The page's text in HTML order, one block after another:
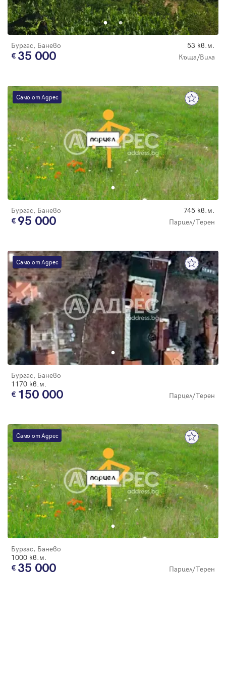
Бургас, Банево 53 кв.м.
35 000 Къща/Вила
Само от Адрес
Бургас, Банево 745 кв.м.
95 000 Парцел/Терен
Само от Адрес
Бургас, Банево
1170 кв.м.
150 000 Парцел/Терен
Само от Адрес
Бургас, Банево
1000 кв.м.
35 000 Парцел/Терен
Парола
Забравена парола
Регистрация